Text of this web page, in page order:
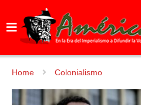
Home Colonialismo